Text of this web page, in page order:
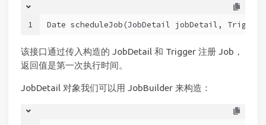
1 Date scheduleJob (JobDetail jobDetail,
该接口通过传入构造的 JobDetail 和 Trigger 注册 Job，
返回值是第一次执行时间。
JobDetail 对象我们可以用 JobBuilder 来构造：